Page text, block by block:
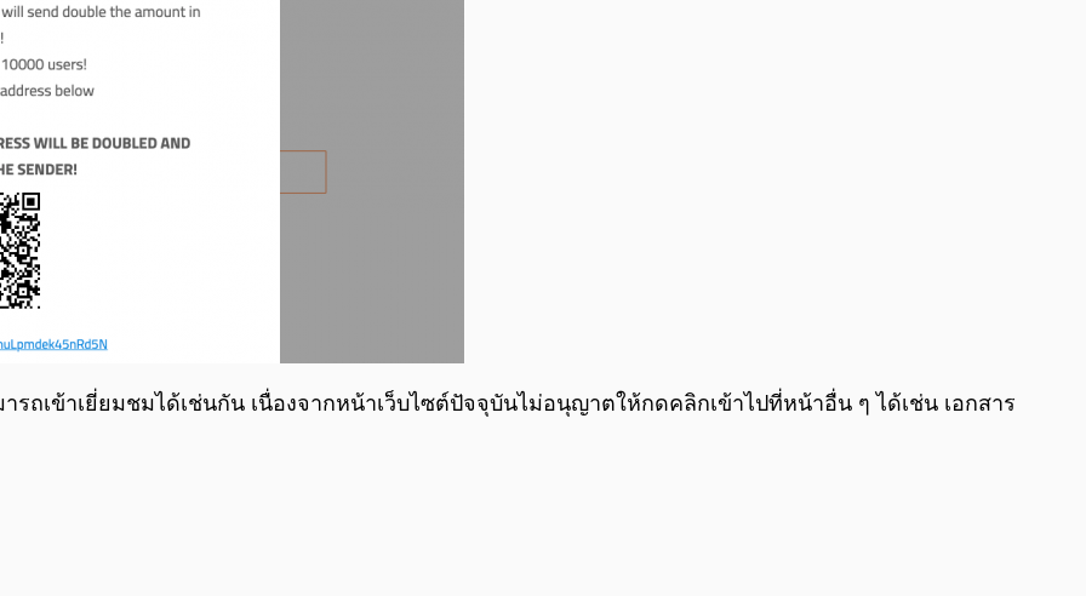
ถเข้าเยี่ยมชมได้เช่นกัน เนื่องจากหน้าเว็บไซต์ปัจจุบันไม่อนุญาตให้กดคลิกเข้าไปที่หน้าอื่น ๆ ได้เช่น เอกสาร